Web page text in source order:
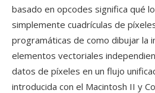
basado en opcodes significa qué
simplemente cuadrículas de
programáticas de como dibujar la
elementos vectoriales
datos de píxeles en un flujo
introducida con el Macintosh II y